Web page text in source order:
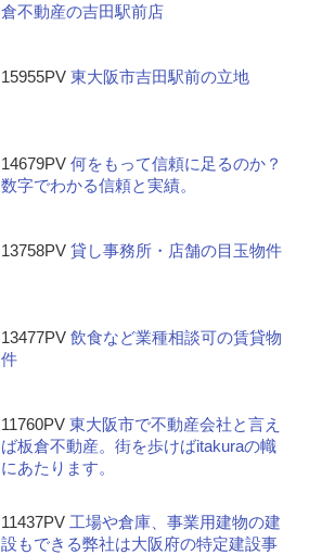
倉不動産の吉田駅前店
15955PV東大阪市吉田駅前の立地
14679PV何をもって信頼に足るのか？
数字でわかる信頼と実績。
13758PV貸し事務所・店舗の目玉物件
13477PV飲食など業種相談可の賃貸物
件
11760PV東大阪市で不動産会社と言え
ば板倉不動産。街を歩けばitakuraの幟
にあたります。
11437PV 工場や倉庫、事業用建物の建
設もできる弊社は大阪府の特定建設事